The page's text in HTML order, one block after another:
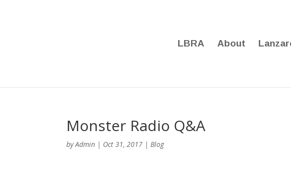
LBRA About
Monster Radio Q&A
byAdmin | Oct 31, 2017 |Blog